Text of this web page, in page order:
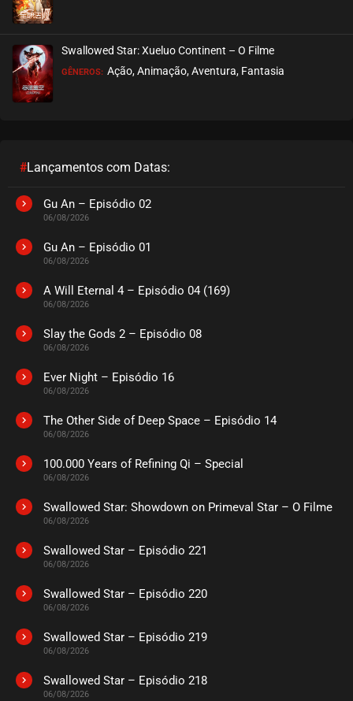
Swallowed Star: Xueluo Continent – O Filme
GÊNEROS: Ação, Animação, Aventura, Fantasia
#Lançamentos com Datas:
Gu An – Episódio 02
06/08/2026
Gu An – Episódio 01
06/08/2026
A Will Eternal 4 – Episódio 04 (169)
06/08/2026
Slay the Gods 2 – Episódio 08
06/08/2026
Ever Night – Episódio 16
06/08/2026
The Other Side of Deep Space – Episódio 14
06/08/2026
100.000 Years of Refining Qi – Special
06/08/2026
Swallowed Star: Showdown on Primeval Star – O Filme
06/08/2026
Swallowed Star – Episódio 221
06/08/2026
Swallowed Star – Episódio 220
06/08/2026
Swallowed Star – Episódio 219
06/08/2026
Swallowed Star – Episódio 218
06/08/2026